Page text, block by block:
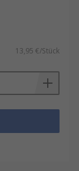
13,95 €/Stück